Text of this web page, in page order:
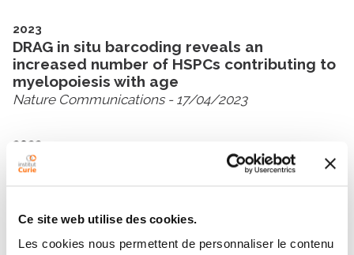
Ce site web utilise des cookies.
Les cookies nous permettent de personnaliser le contenu
2023
DRAG in situ barcoding reveals an
increased number of HSPCs contributing to
myelopoiesis with age
Nature Communications- 17/04/2023
2022
Erythropoietin directly remodels the clonal
composition of murine hematopoietic
eLife- 15/02/2022